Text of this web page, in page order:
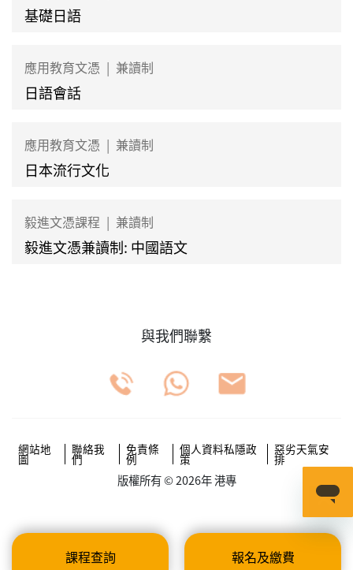
基礎日語
應用教育文憑 | 兼讀制
日語會話
應用教育文憑 | 兼讀制
日本流行文化
毅進文憑課程 | 兼讀制
毅進文憑兼讀制: 中國語文
課程查詢 報名及繳費
與我們聯繫
網站地
圖
聯絡我
們
免責條
例
個人資料私隱政
策
惡劣天氣安
排
版權所有 © 2026年 港專